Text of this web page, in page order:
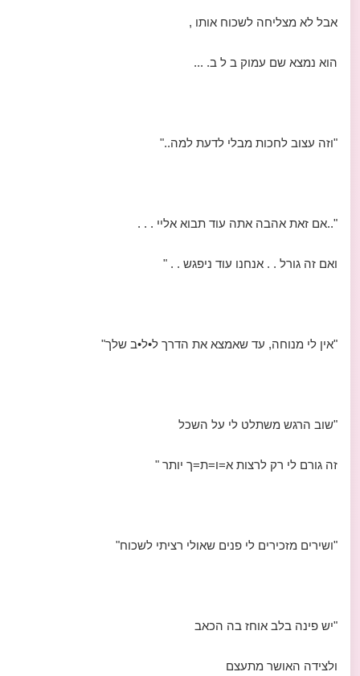
אבל לא מצליחה לשכוח אותו ,
הוא נמצא שם עמוק ב ל ב. ...
"וזה עצוב לחכות מבלי לדעת למה.."
"..אם זאת אהבה אתה עוד תבוא אליי . . .
ואם זה גורל . . אנחנו עוד ניפגש . . "
"אין לי מנוחה, עד שאמצא את הדרך ל•ל•ב שלך"
"שוב הרגש משתלט לי על השכל
זה גורם לי רק לרצות א=ו=ת=ך יותר "
"ושירים מזכירים לי פנים שאולי רציתי לשכוח"
"יש פינה בלב אוחז בה הכאב
ולצידה האושר מתעצם